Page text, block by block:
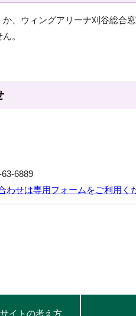
、ウィングアリーナ刈谷総合
。
6889
せは専用フォームをご利用く
イトの考え方